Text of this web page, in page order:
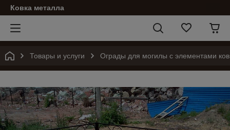
Ковка металла
Товары и услуги Ограды для могилы с элементами